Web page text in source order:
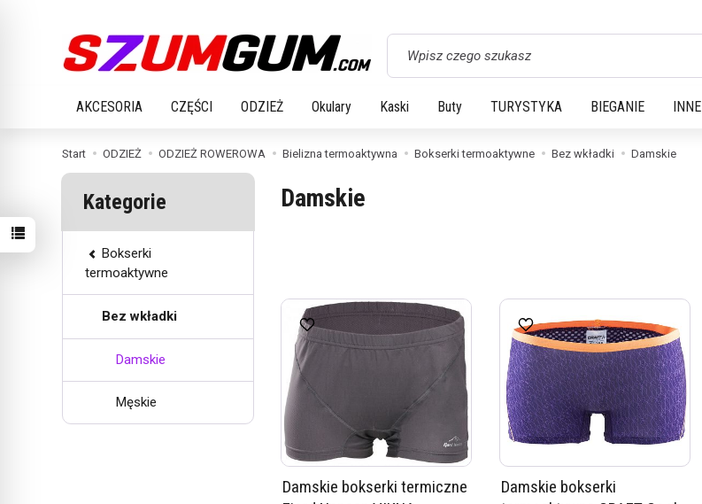
Wyszukaj
AKCESORIA CZĘŚCI ODZIEŻ Okulary Kaski Buty TURYSTYKA BIEGANIE INNE
Start ODZIEŻ ODZIEŻ ROWEROWA Bielizna termoaktywna Bokserki termoaktywne Bez wkładki Damskie
Damskie
Damskie bokserki termiczne
Damskie bokserki
Kategorie
Bokserki
termoaktywne
Bez wkładki
Damskie
Męskie